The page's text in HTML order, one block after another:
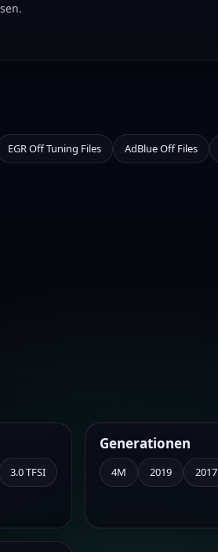
EGR Off Tuning Files AdBlue Off Files
3.0 TFSI
Generationen
4M 2019 2017